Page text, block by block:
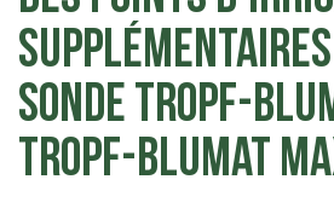
sonde Tropf-
Tropf-Blumat